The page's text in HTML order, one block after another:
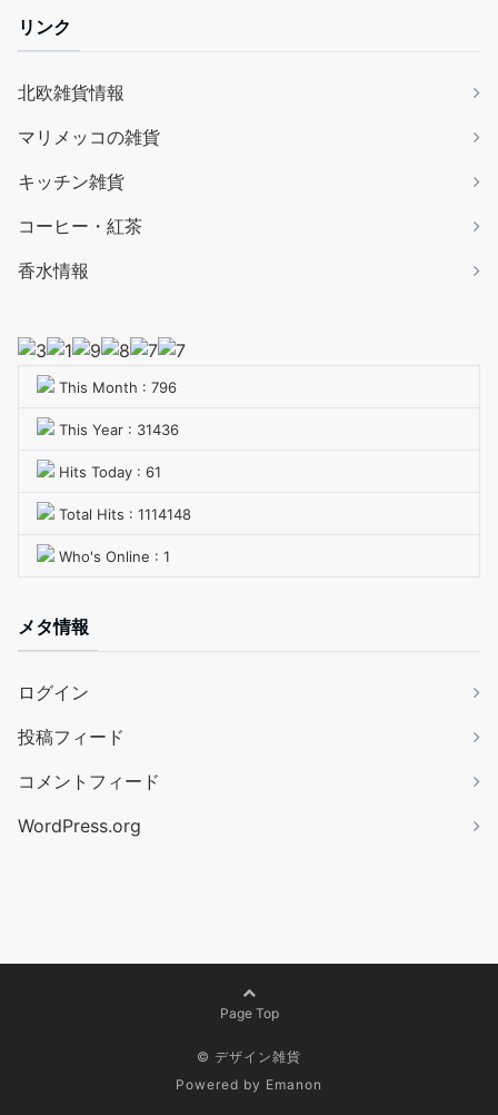
リンク
北欧雑貨情報
マリメッコの雑貨
キッチン雑貨
コーヒー・紅茶
香水情報
This Month : 796
This Year : 31436
Hits Today : 61
Total Hits : 1114148
Who's Online : 1
メタ情報
ログイン
投稿フィード
コメントフィード
WordPress.org
Page Top
© デザイン雑貨
Powered by Emanon